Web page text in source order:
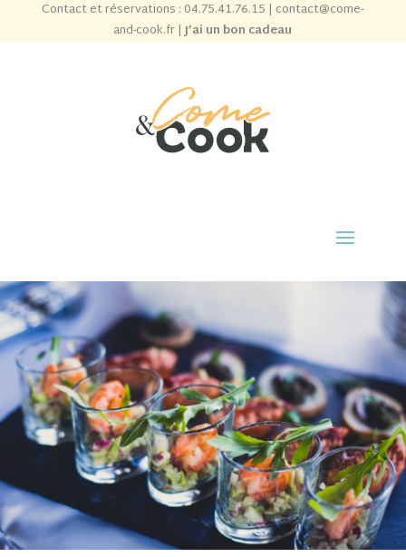
Contact et réservations : 04.75.41.76.15 | contact@come-
and-cook.fr|J’ai un bon cadeau